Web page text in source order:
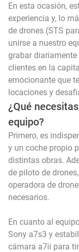
En esta ocasión,
experiencia y, lo
de drones (STS
unirse a nuestro
grabar
clientes en la
emocionante que
locaciones y
¿Qué
equipo?
Primero, es
y un coche propio
distintas obras.
de piloto de
operadora de
necesarios.
En cuanto al
Sony a7s3 y
cámara a7ii para